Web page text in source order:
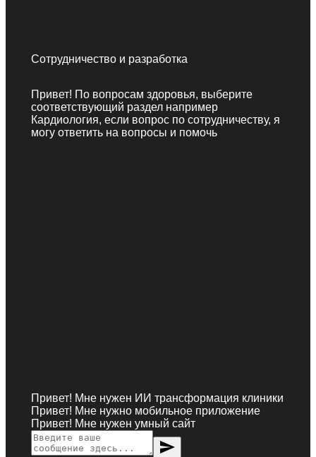
Сотрудничество и разработка
Привет! По вопросам здоровья, выберите
соответствующий раздел например
Кардиология, если вопрос по сотрудничеству, я
могу ответить на вопросы и помочь
Привет! Мне нужен ИИ трансформация клиники
Привет! Мне нужно мобильное приложение
Привет! Мне нужен умный сайт
send